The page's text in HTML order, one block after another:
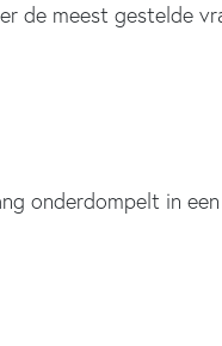
de meest gestelde
onderdompelt in